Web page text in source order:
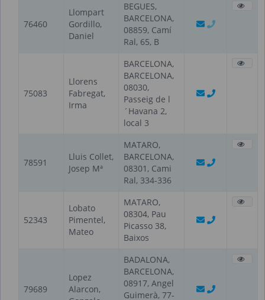
76460
Llompart
Gordillo,
Daniel
BEGUES,
BARCELONA,
08859, Camí
Ral, 65, B
75083
Llorens
Fabregat,
Irma
BARCELONA,
BARCELONA,
08030,
Passeig de l
´Havana 2,
local 3
78591
Lluis Collet,
Josep Mª
MATARO,
BARCELONA,
08301, Cami
Ral, 334-336
52343
Lobato
Pimentel,
Mateo
MATARO,
08304, Pau
Picasso 38,
Baixos
79689
Lopez
Alarcon,
BADALONA,
BARCELONA,
08917, Angel
Guimerà, 77-